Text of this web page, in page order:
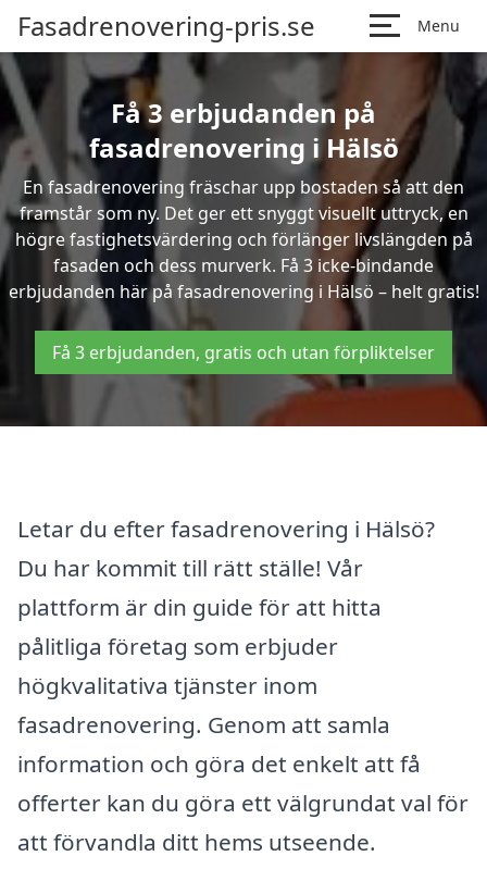
Fasadrenovering-pris.se Menu
Få 3 erbjudanden på
fasadrenovering i Hälsö
En fasadrenovering fräschar upp bostaden så att den
framstår som ny. Det ger ett snyggt visuellt uttryck, en
högre fastighetsvärdering och förlänger livslängden på
fasaden och dess murverk. Få 3 icke-bindande
erbjudanden här på fasadrenovering i Hälsö – helt gratis!
Få 3 erbjudanden, gratis och utan förpliktelser
Letar du efter fasadrenovering i Hälsö?
Du har kommit till rätt ställe! Vår
plattform är din guide för att hitta
pålitliga företag som erbjuder
högkvalitativa tjänster inom
fasadrenovering. Genom att samla
information och göra det enkelt att få
offerter kan du göra ett välgrundat val för
att förvandla ditt hems utseende.